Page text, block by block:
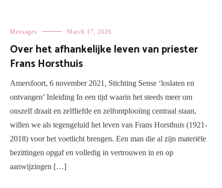
Messages March 17, 2026
Over het afhankelijke leven van priester
Frans Horsthuis
Amersfoort, 6 november 2021, Stichting Sense ‘loslaten en
ontvangen’ Inleiding In een tijd waarin het steeds meer om
onszelf draait en zelfliefde en zelfontplooiing centraal staan,
willen we als tegengeluid het leven van Frans Horsthuis (1921-
2018) voor het voetlicht brengen. Een man die al zijn materiële
bezittingen opgaf en volledig in vertrouwen in en op
aanwijzingen […]